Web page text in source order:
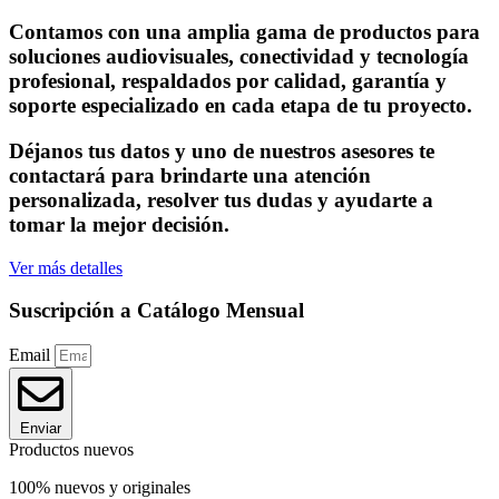
Contamos con una amplia gama de productos para
soluciones audiovisuales, conectividad y tecnología
profesional, respaldados por calidad, garantía y
soporte especializado en cada etapa de tu proyecto.
Déjanos tus datos y uno de nuestros asesores te
contactará para brindarte una atención
personalizada, resolver tus dudas y ayudarte a
tomar la mejor decisión.
Ver más detalles
Suscripción a Catálogo Mensual
Email
Enviar
Productos nuevos
100% nuevos y originales